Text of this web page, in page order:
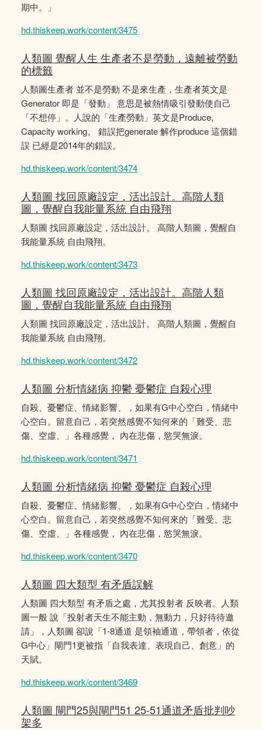
期中。」
hd.thiskeep.work/content/3475
人類圖 覺醒人生 生產者不是勞動，遠離被勞動
的標籤
人類圖生產者 並不是勞動 不是來生產，生產者英文是
Generator 即是「發動」 意思是被熱情吸引發動使自己
「不想停」。人說的「生產勞動」英文是Produce,
Capacity working。 錯誤把generate 解作produce 這個錯
誤 已經是2014年的錯誤。
hd.thiskeep.work/content/3474
人類圖 找回原廠設定，活出設計。高階人類
圖，覺醒自我能量系統 自由飛翔
人類圖 找回原廠設定，活出設計。 高階人類圖，覺醒自
我能量系統 自由飛翔。
hd.thiskeep.work/content/3473
人類圖 找回原廠設定，活出設計。高階人類
圖，覺醒自我能量系統 自由飛翔
人類圖 找回原廠設定，活出設計。 高階人類圖，覺醒自
我能量系統 自由飛翔。
hd.thiskeep.work/content/3472
人類圖 分析情緒病 抑鬱 憂鬱症 自殺心理
自殺、憂鬱症、情緒影響、，如果有G中心空白，情緒中
心空白。留意自己，若突然感覺不知何來的「難受、悲
傷、空虛、」各種感覺， 內在悲傷，慾哭無淚。
hd.thiskeep.work/content/3471
人類圖 分析情緒病 抑鬱 憂鬱症 自殺心理
自殺、憂鬱症、情緒影響、，如果有G中心空白，情緒中
心空白。留意自己，若突然感覺不知何來的「難受、悲
傷、空虛、」各種感覺， 內在悲傷，慾哭無淚。
hd.thiskeep.work/content/3470
人類圖 四大類型 有矛盾誤解
人類圖 四大類型 有矛盾之處，尤其投射者 反映者。人類
圖一般 說「投射者天生不能主動，無動力，只好待待邀
請」，人類圖 卻說「1-8通道 是領袖通道，帶領者，依從
G中心」閘門1更被指「自我表達、表現自己、創意」的
天賦。
hd.thiskeep.work/content/3469
人類圖 閘門25與閘門51 25-51通道矛盾批判吵
架多